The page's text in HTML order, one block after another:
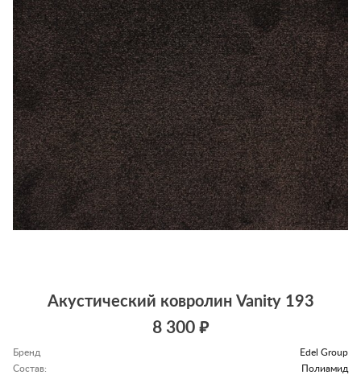
Акустический ковролин Vanity 193
8 300 ₽
Бренд
Edel Group
Состав:
Полиамид